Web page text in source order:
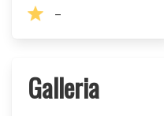
–
Galleria